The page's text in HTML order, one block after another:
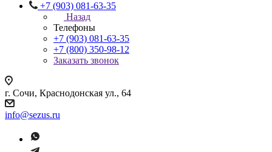
+7 (903) 081-63-35
Назад
Телефоны
+7 (903) 081-63-35
+7 (800) 350-98-12
Заказать звонок
г. Сочи, Краснодонская ул., 64
info@sezus.ru